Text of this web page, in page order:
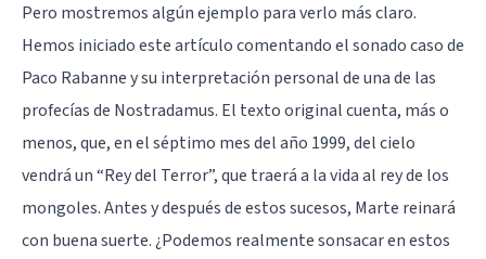
Pero mostremos algún ejemplo para verlo más claro.
Hemos iniciado este artículo comentando el sonado caso de
Paco Rabanne y su interpretación personal de una de las
profecías de Nostradamus. El texto original cuenta, más o
menos, que, en el séptimo mes del año 1999, del cielo
vendrá un “Rey del Terror”, que traerá a la vida al rey de los
mongoles. Antes y después de estos sucesos, Marte reinará
con buena suerte. ¿Podemos realmente sonsacar en estos